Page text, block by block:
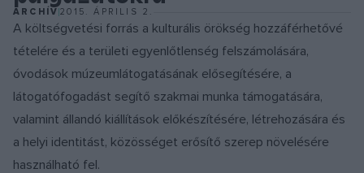
ARCHÍV2015. ÁPRILIS 2.
A költségvetési forrás a kulturális örökség hozzáférhetővé
tételére és a területi egyenlőtlenség felszámolására,
óvodások múzeumlátogatásának elősegítésére, a
látogatófogadást segítő szakmai munka támogatására,
valamint állandó kiállítások előkészítésére, létrehozására és
a helyi identitást, közösséget erősítő szerep növelésére
használható fel.